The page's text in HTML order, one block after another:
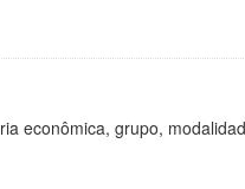
econômica, grupo,